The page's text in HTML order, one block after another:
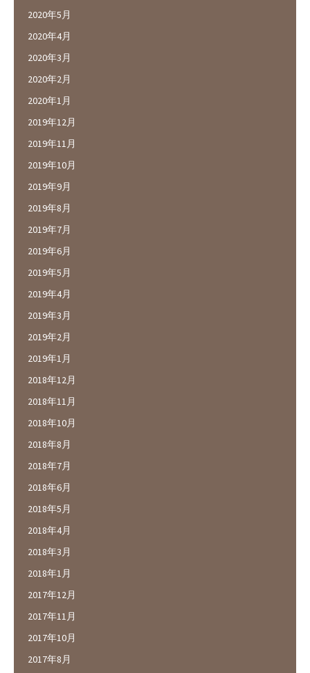
2020年5月
2020年4月
2020年3月
2020年2月
2020年1月
2019年12月
2019年11月
2019年10月
2019年9月
2019年8月
2019年7月
2019年6月
2019年5月
2019年4月
2019年3月
2019年2月
2019年1月
2018年12月
2018年11月
2018年10月
2018年8月
2018年7月
2018年6月
2018年5月
2018年4月
2018年3月
2018年1月
2017年12月
2017年11月
2017年10月
2017年8月